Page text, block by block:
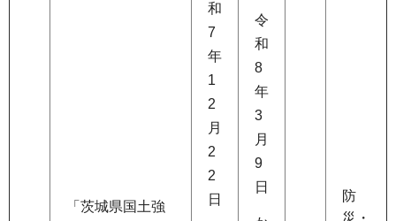
「茨城県国土強
和
7
年
1
2
月
2
2
日
令
和
8
年
3
月
9
日
防
災・